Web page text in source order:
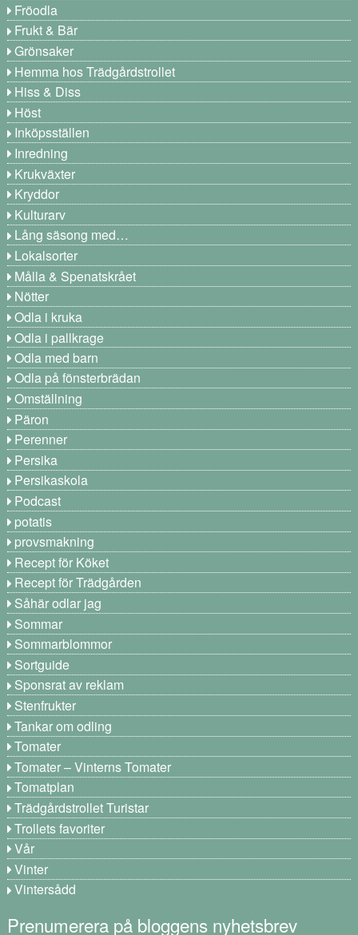
Fröodla
Frukt & Bär
Grönsaker
Hemma hos Trädgårdstrollet
Hiss & Diss
Höst
Inköpsställen
Inredning
Krukväxter
Kryddor
Kulturarv
Lång säsong med…
Lokalsorter
Målla & Spenatskrået
Nötter
Odla i kruka
Odla i pallkrage
Odla med barn
Odla på fönsterbrädan
Omställning
Päron
Perenner
Persika
Persikaskola
Podcast
potatis
provsmakning
Recept för Köket
Recept för Trädgården
Såhär odlar jag
Sommar
Sommarblommor
Sortguide
Sponsrat av reklam
Stenfrukter
Tankar om odling
Tomater
Tomater – Vinterns Tomater
Tomatplan
Trädgårdstrollet Turistar
Trollets favoriter
Vår
Vinter
Vintersådd
Prenumerera på bloggens nyhetsbrev